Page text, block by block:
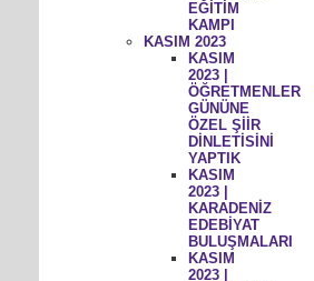
EĞİTİM
KAMPI
KASIM 2023
KASIM
2023 |
ÖĞRETMENLER
GÜNÜNE
ÖZEL ŞİİR
DİNLETİSİNİ
YAPTIK
KASIM
2023 |
KARADENİZ
EDEBİYAT
BULUŞMALARI
KASIM
2023 |